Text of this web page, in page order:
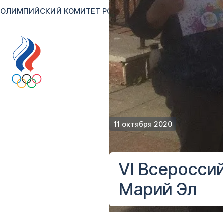
ОЛИМПИЙСКИЙ КОМИТЕТ РОССИИ EN Версия для
11 октября 2020
VI
Марий Эл